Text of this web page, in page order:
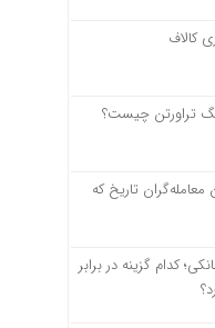
کالاف
تراورتن چیست؟
معامله‌گران تاریخ که
کدام گزینه در برابر